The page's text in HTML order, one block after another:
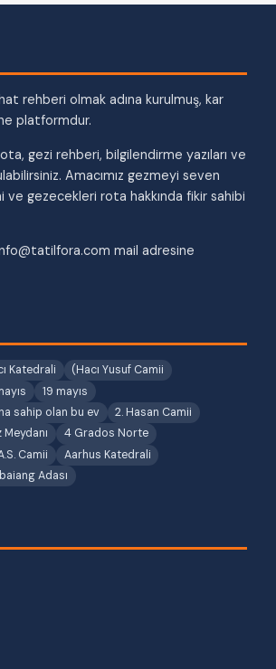
rehberi olmak adına kurulmuş, kar
platformdur.
gezi rehberi, bilgilendirme yazıları ve
Amacımız gezmeyi seven
ve gezecekleri rota hakkında fikir sahibi
mail adresine
Katedrali
(Hacı Yusuf Camii
19 mayıs
sahip olan bu ev
2. Hasan Camii
4 Grados Norte
Camii
Aarhus Katedrali
Adası